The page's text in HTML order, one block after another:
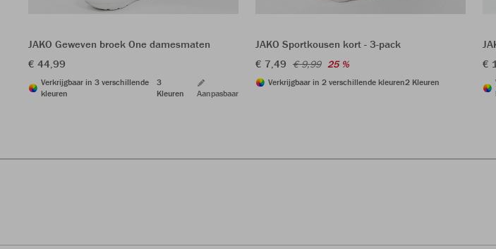
JAKO Geweven broek One damesmaten
€ 44,99
Verkrijgbaar in 3 verschillende
kleuren
3
Kleuren
Aanpasbaar
JAKO Sportkousen kort - 3-pack
€ 7,49 € 9,99 25 %
Verkrijgbaar in 2 verschillende kleuren2 Kleuren
€